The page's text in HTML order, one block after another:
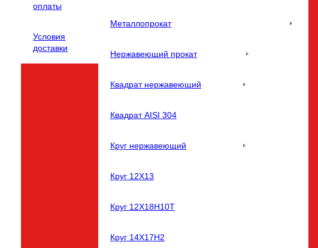
оплаты
Условия
доставки
Металлопрокат
Нержавеющий прокат
Квадрат нержавеющий
Квадрат AISI 304
Круг нержавеющий
Круг 12Х13
Круг 12Х18Н10Т
Круг 14Х17Н2